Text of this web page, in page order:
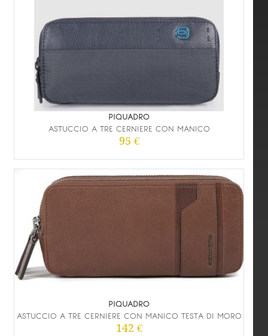
PIQUADRO
ASTUCCIO A TRE CERNIERE CON MANICO
95 €
PIQUADRO
ASTUCCIO A TRE CERNIERE CON MANICO TESTA DI MORO
142 €